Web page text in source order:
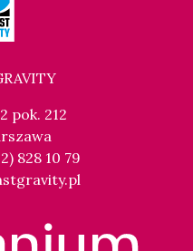
pok. 212
828 10 79